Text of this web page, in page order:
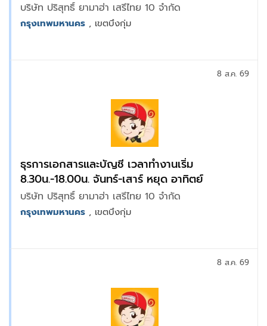
บริษัท ปริสุทธิ์ ยามาฮ่า เสรีไทย 10 จำกัด
กรุงเทพมหานคร , เขตบึงกุ่ม
ธุรการเอกสารและบัญชี เวลาทำงานเริ่ม
8.30น.-18.00น. จันทร์-เสาร์ หยุด อาทิตย์
บริษัท ปริสุทธิ์ ยามาฮ่า เสรีไทย 10 จำกัด
8 ส.ค. 69
กรุงเทพมหานคร , เขตบึงกุ่ม
8 ส.ค. 69